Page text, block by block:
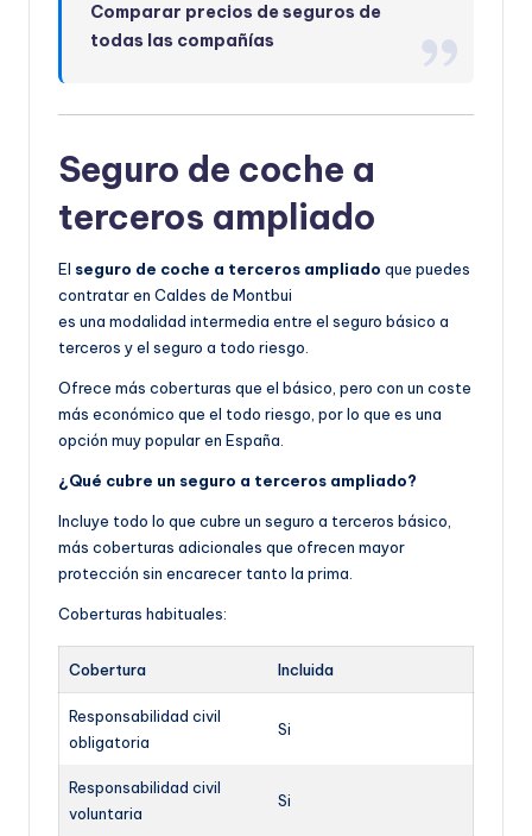
Comparar precios de seguros de
todas las compañías
Seguro de coche a
terceros ampliado
El seguro de coche a terceros ampliado que puedes
contratar en Caldes de Montbui
es una modalidad intermedia entre el seguro básico a
terceros y el seguro a todo riesgo.
Ofrece más coberturas que el básico, pero con un coste
más económico que el todo riesgo, por lo que es una
opción muy popular en España.
¿Qué cubre un seguro a terceros ampliado?
Incluye todo lo que cubre un seguro a terceros básico,
más coberturas adicionales que ofrecen mayor
protección sin encarecer tanto la prima.
Coberturas habituales:
Cobertura Incluida
Responsabilidad civil
obligatoria
Si
Responsabilidad civil
voluntaria
Si